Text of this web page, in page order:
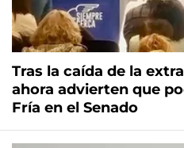
Tras la caída de la
ahora advierten que
Fría en el Senado